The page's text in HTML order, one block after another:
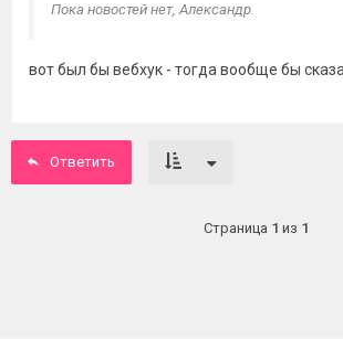
Пока новостей нет, Александр.
вот был бы вебхук - тогда вообще бы
Ответить
Страница 1 из 1